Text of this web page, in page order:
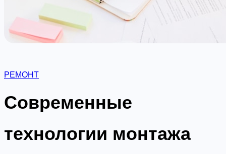
РЕМОНТ
Современные
технологии монтажа